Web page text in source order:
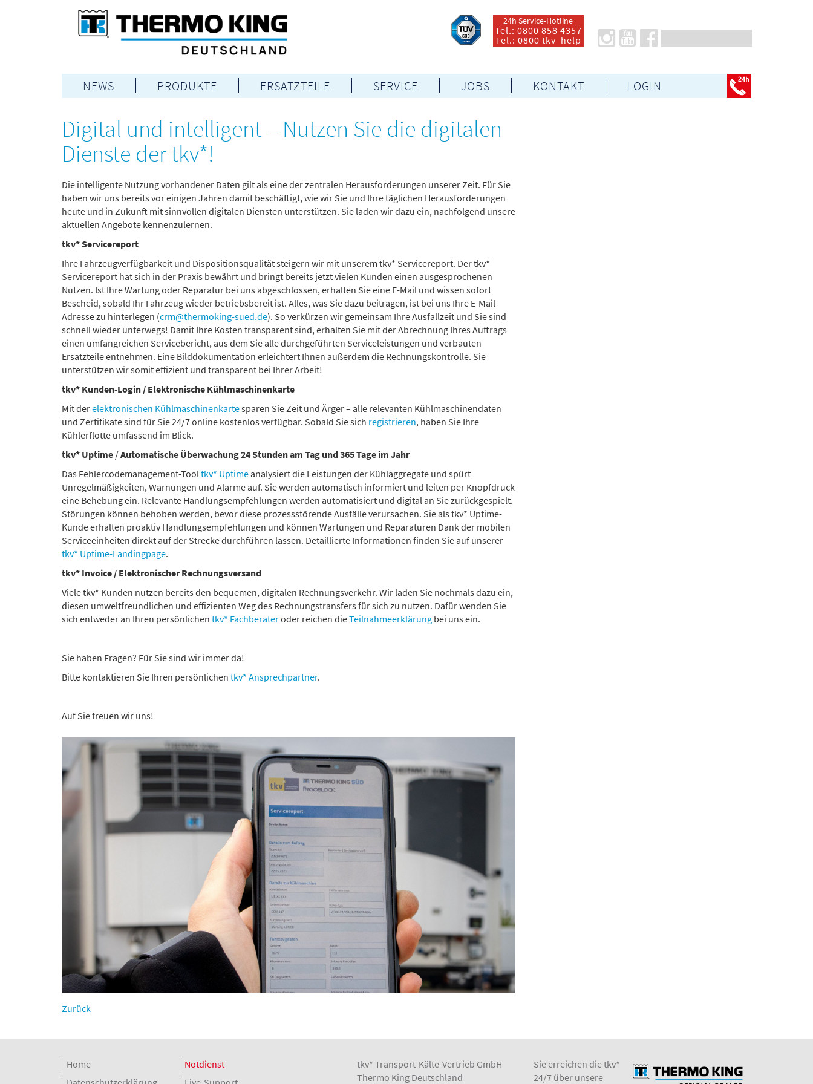
24h Service-Hotline
Tel.: 0800 858 4357
Tel.: 0800 tkv help
NEWS PRODUKTE ERSATZTEILE SERVICE JOBS KONTAKT LOGIN
Digital und intelligent – Nutzen Sie die digitalen
Dienste der tkv*!
Die intelligente Nutzung vorhandener Daten gilt als eine der zentralen Herausforderungen unserer Zeit. Für Sie
haben wir uns bereits vor einigen Jahren damit beschäftigt, wie wir Sie und Ihre täglichen Herausforderungen
heute und in Zukunft mit sinnvollen digitalen Diensten unterstützen. Sie laden wir dazu ein, nachfolgend unsere
aktuellen Angebote kennenzulernen.
tkv* Servicereport
Ihre Fahrzeugverfügbarkeit und Dispositionsqualität steigern wir mit unserem tkv* Servicereport. Der tkv*
Servicereport hat sich in der Praxis bewährt und bringt bereits jetzt vielen Kunden einen ausgesprochenen
Nutzen. Ist Ihre Wartung oder Reparatur bei uns abgeschlossen, erhalten Sie eine E-Mail und wissen sofort
Bescheid, sobald Ihr Fahrzeug wieder betriebsbereit ist. Alles, was Sie dazu beitragen, ist bei uns Ihre E-Mail-
Adresse zu hinterlegen (crm@thermoking-sued.de). So verkürzen wir gemeinsam Ihre Ausfallzeit und Sie sind
schnell wieder unterwegs! Damit Ihre Kosten transparent sind, erhalten Sie mit der Abrechnung Ihres Auftrags
einen umfangreichen Servicebericht, aus dem Sie alle durchgeführten Serviceleistungen und verbauten
Ersatzteile entnehmen. Eine Bilddokumentation erleichtert Ihnen außerdem die Rechnungskontrolle. Sie
unterstützen wir somit effizient und transparent bei Ihrer Arbeit!
tkv* Kunden-Login / Elektronische Kühlmaschinenkarte
Mit derelektronischen Kühlmaschinenkartesparen Sie Zeit und Ärger – alle relevanten Kühlmaschinendaten
und Zertifikate sind für Sie 24/7 online kostenlos verfügbar. Sobald Sie sich registrieren, haben Sie Ihre
Kühlerflotte umfassend im Blick.
tkv* Uptime /Automatische Überwachung 24 Stunden am Tag und 365 Tage im Jahr
Das Fehlercodemanagement-Tooltkv* Uptimeanalysiert die Leistungen der Kühlaggregate und spürt
Unregelmäßigkeiten, Warnungen und Alarme auf. Sie werden automatisch informiert und leiten per Knopfdruck
eine Behebung ein. Relevante Handlungsempfehlungen werden automatisiert und digital an Sie zurückgespielt.
Störungen können behoben werden, bevor diese prozessstörende Ausfälle verursachen. Sie als tkv* Uptime-
Kunde erhalten proaktiv Handlungsempfehlungen und können Wartungen und Reparaturen Dank der mobilen
Serviceeinheiten direkt auf der Strecke durchführen lassen. Detaillierte Informationen finden Sie auf unserer
tkv* Uptime-Landingpage.
tkv* Invoice / Elektronischer Rechnungsversand
Viele tkv* Kunden nutzen bereits den bequemen, digitalen Rechnungsverkehr. Wir laden Sie nochmals dazu ein,
diesen umweltfreundlichen und effizienten Weg des Rechnungstransfers für sich zu nutzen. Dafür wenden Sie
sich entweder an Ihren persönlichen tkv* Fachberateroder reichen dieTeilnahmeerklärung bei uns ein.
Sie haben Fragen? Für Sie sind wir immer da!
Bitte kontaktieren Sie Ihren persönlichen tkv* Ansprechpartner.
Auf Sie freuen wir uns!
Zurück
Home
Notdienst
tkv* Transport-Kälte-Vertrieb GmbH
Thermo King Deutschland
Sie erreichen die tkv*
24/7 über unsere